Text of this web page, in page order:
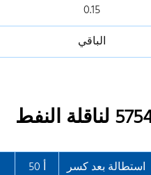
0.15
الباقي
استطالة بعد كسر
أ 50